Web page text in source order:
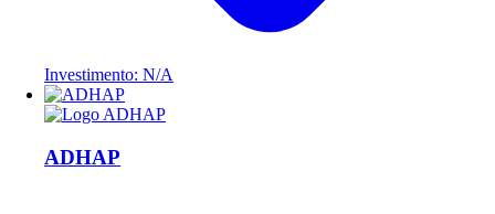
Investimento: N/A
ADHAP